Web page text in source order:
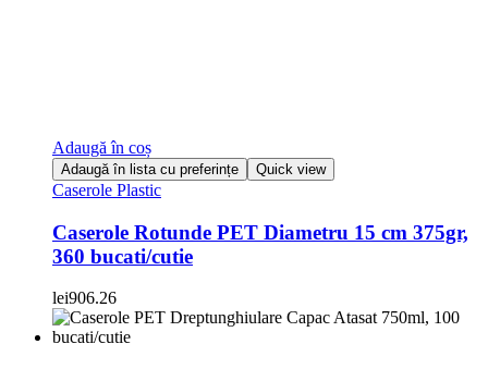
Adaugă în coș
Adaugă în lista cu preferințe Quick view
Caserole Plastic
Caserole Rotunde PET Diametru 15 cm 375gr,
360 bucati/cutie
lei906.26